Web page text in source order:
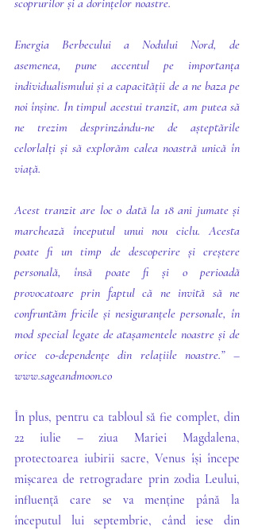
scoprurilor și a dorințelor noastre.
Energia Berbecului a Nodului Nord, de
asemenea, pune accentul pe importanța
individualismului și a capacității de a ne baza pe
noi înșine. În timpul acestui tranzit, am putea să
ne trezim desprinzându-ne de așteptările
celorlalți și să explorăm calea noastră unică în
viață.
Acest tranzit are loc o dată la 18 ani jumate și
marchează începutul unui nou ciclu. Acesta
poate fi un timp de descoperire și creștere
personală, însă poate fi și o perioadă
provocatoare prin faptul că ne invită să ne
confruntăm fricile și nesiguranțele personale, în
mod special legate de atașamentele noastre și de
www.sageandmoon.co
În plus, pentru ca tabloul să fie complet, din
22 iulie – ziua Mariei Magdalena,
protectoarea iubirii sacre, Venus își începe
mișcarea de retrogradare prin zodia Leului,
influență care se va menține până la
începutul lui septembrie, când iese din